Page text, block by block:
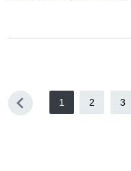
1 2 3